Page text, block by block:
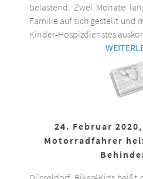
belastend. Zwei Monate
Familie auf sich gestellt und
Kinder-Hospizdienstes
24. Februar
Motorradfahrer